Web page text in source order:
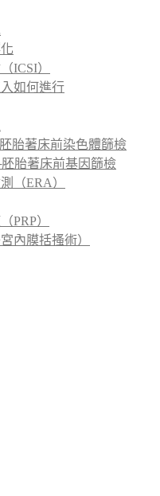
ICSI）
如何進行
胎著床前染色體篩檢
胎著床前基因篩檢
（ERA）
PRP）
內膜括搔術）